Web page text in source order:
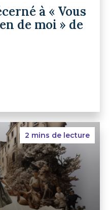
à « Vous
de moi » de
2 mins de lecture